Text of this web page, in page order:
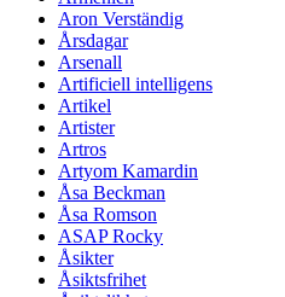
Aron Verständig
Årsdagar
Arsenall
Artificiell intelligens
Artikel
Artister
Artros
Artyom Kamardin
Åsa Beckman
Åsa Romson
ASAP Rocky
Åsikter
Åsiktsfrihet